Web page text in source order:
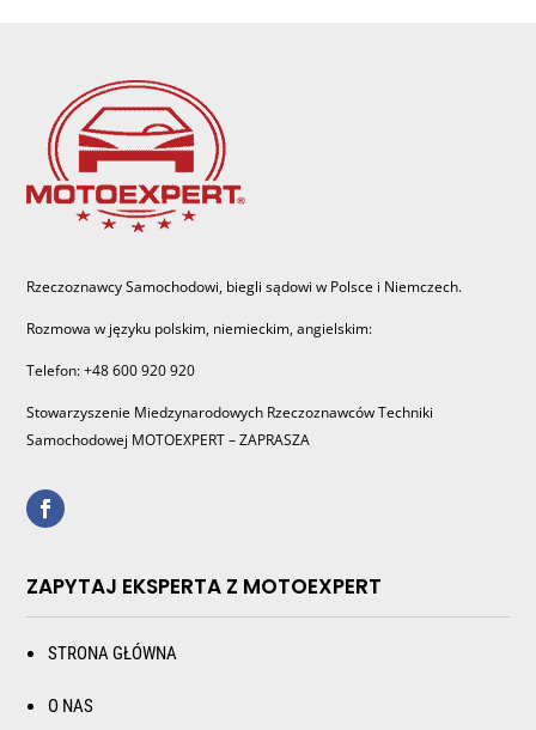
Rzeczoznawcy Samochodowi, biegli sądowi w Polsce i Niemczech.
Rozmowa w języku polskim, niemieckim, angielskim:
Telefon: +48 600 920 920
Stowarzyszenie Miedzynarodowych Rzeczoznawców Techniki
Samochodowej MOTOEXPERT – ZAPRASZA
ZAPYTAJ EKSPERTA Z MOTOEXPERT
STRONA GŁÓWNA
O NAS